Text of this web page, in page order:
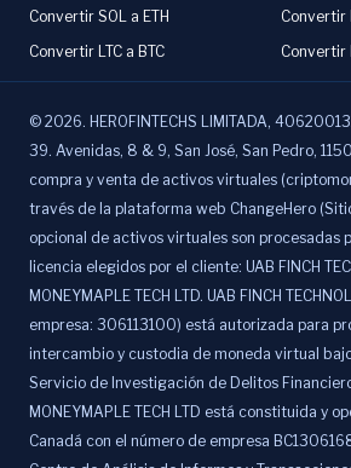
Convertir SOL a ETH
Convertir
Convertir LTC a BTC
Convertir
© 2026. HEROFINTECHS LIMITADA,
39. Avenidas, 8 & 9, San José, San Pedro,
compra y venta de activos virtuales
través de la plataforma web ChangeHero
opcional de activos virtuales son procesadas
licencia elegidos por el cliente: UAB FINCH
MONEYMAPLE TECH LTD. UAB FINCH
empresa: 306113100) está autorizada para
intercambio y custodia de moneda virtual
Servicio de Investigación de Delitos
MONEYMAPLE TECH LTD está constituida y
Canadá con el número de empresa